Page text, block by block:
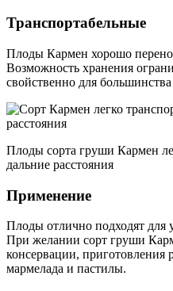
Транспортабельные
Плоды Кармен хорошо
Возможность хранения
свойственно для
Плоды сорта груши Кармен
дальние расстояния
Применение
Плоды отлично подходят для
При желании сорт груши
консервации, приготовления
мармелада и пастилы.